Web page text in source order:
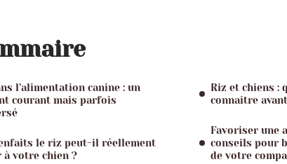
l’alimentation canine : un
courant mais parfois
le riz peut-il réellement
votre chien ?
Riz et chiens :
connaître
Favoriser une
conseils pour
de votre